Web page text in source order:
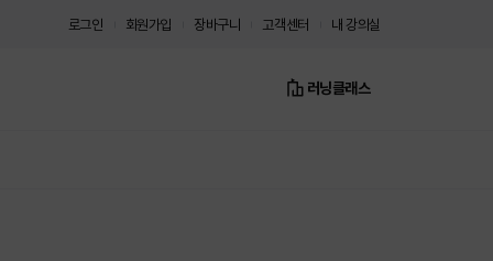
로그인 회원가입 장바구니 고객센터 내 강의실
러닝클래스